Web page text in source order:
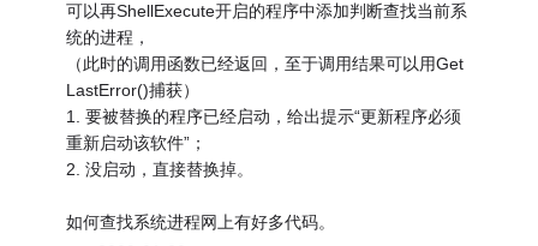
可以再ShellExecute开启的程序中添加判断查找当前系
统的进程，
（此时的调用函数已经返回，至于调用结果可以用Get
LastError()捕获）
1. 要被替换的程序已经启动，给出提示“更新程序必须
重新启动该软件”；
2. 没启动，直接替换掉。
如何查找系统进程网上有好多代码。